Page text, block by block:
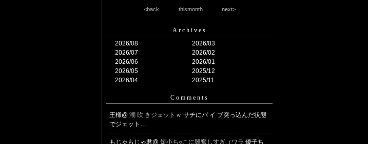
<back thismonth next>
Archives
2026/08
2026/07
2026/06
2026/05
2026/04
2026/03
2026/02
2026/01
2025/12
2025/11
Comments
王様@ 潮 吹 きジェットｗ サチにバ イ ブ突っ込んだ状態
でジェット…
もじゃもじゃ君@ 短小ち○こに興奮しすぎ（ワラ 優子ち